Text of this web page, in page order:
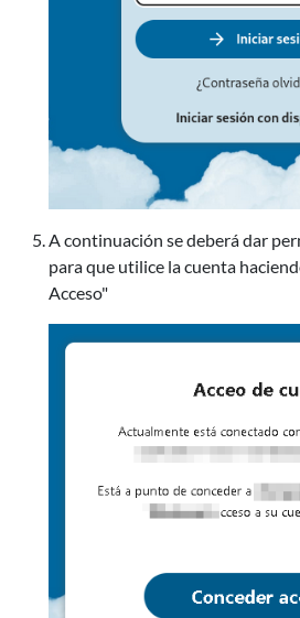
A continuación se deberá dar
para que utilice la cuenta
Acceso"